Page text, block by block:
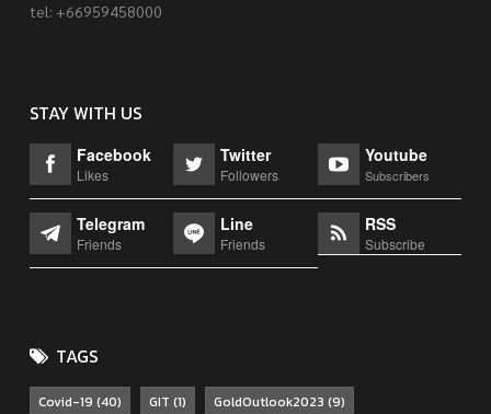
tel: +66959458000
STAY WITH US
Facebook
Likes
Twitter
Followers
Youtube
Subscribers
Telegram
Friends
Line
Friends
RSS
Subscribe
TAGS
Covid-19 (40) GIT (1) GoldOutlook2023 (9)